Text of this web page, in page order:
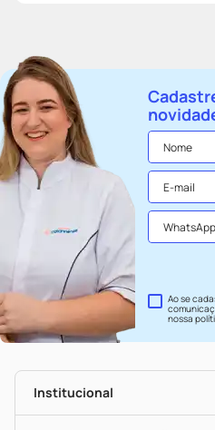
Ao se
nossa
Institucional